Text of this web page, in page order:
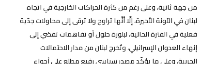
من جهة ثانية، وعلى رغم من كثرة الحراكات الخارجية في اتجاه
لبنان في الآونة الأخيرة، إلّا أنّها تراوح ولا ترقى إلى محاولات جدّية
فعلية في الفترة الحالية، لبلورة حلول أو تفاهمات تفضي إلى
إنهاء العدوان الإسرائيلي، وتُخرج لبنان من مدار الاحتمالات
الحربية، وعلى ما يؤكّد مصدر سياسي رفيع مطلع على أجواء